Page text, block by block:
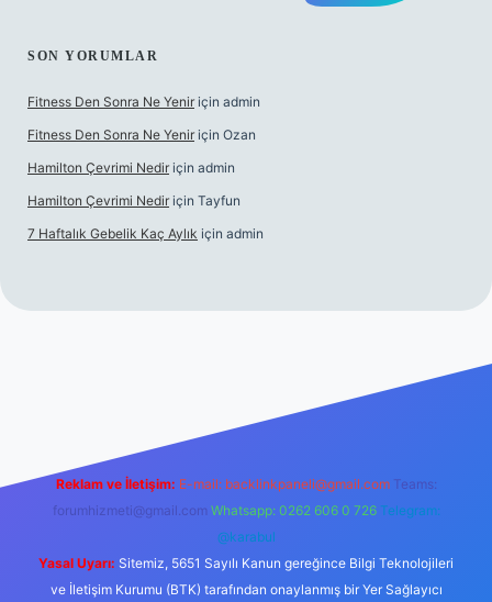
SON YORUMLAR
Fitness Den Sonra Ne Yenir için admin
Fitness Den Sonra Ne Yenir için Ozan
Hamilton Çevrimi Nedir için admin
Hamilton Çevrimi Nedir için Tayfun
7 Haftalık Gebelik Kaç Aylık için admin
Reklam ve İletişim: E-mail: backlinkpaneli@gmail.com Teams:
forumhizmeti@gmail.com Whatsapp: 0262 606 0 726 Telegram:
@karabul
Yasal Uyarı: Sitemiz, 5651 Sayılı Kanun gereğince Bilgi Teknolojileri
ve İletişim Kurumu (BTK) tarafından onaylanmış bir Yer Sağlayıcı